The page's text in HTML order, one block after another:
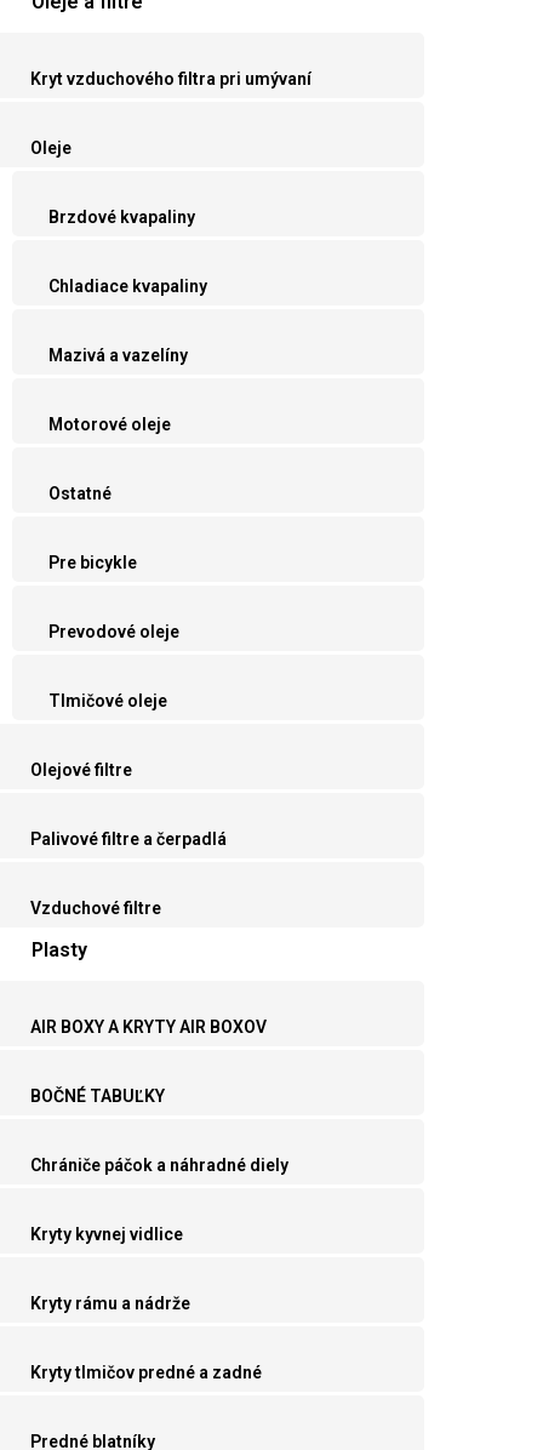
Kryt vzduchového filtra pri umývaní
Oleje
Brzdové kvapaliny
Chladiace kvapaliny
Mazivá a vazelíny
Motorové oleje
Ostatné
Pre bicykle
Prevodové oleje
Tlmičové oleje
Olejové filtre
Palivové filtre a čerpadlá
Vzduchové filtre
Plasty
AIR BOXY A KRYTY AIR BOXOV
BOČNÉ TABUĽKY
Chrániče páčok a náhradné diely
Kryty kyvnej vidlice
Kryty rámu a nádrže
Kryty tlmičov predné a zadné
Predné blatníky